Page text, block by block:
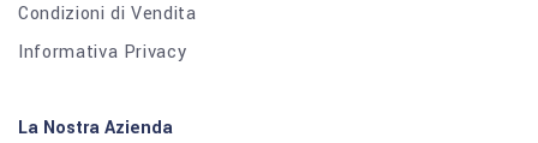
Condizioni di Vendita
Informativa Privacy
La Nostra Azienda